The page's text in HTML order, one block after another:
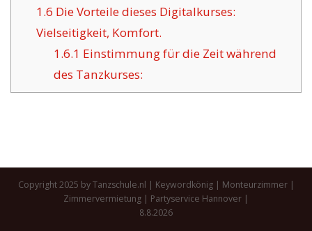
1.6 Die Vorteile dieses Digitalkurses:
Vielseitigkeit, Komfort.
1.6.1 Einstimmung für die Zeit während
des Tanzkurses:
Copyright 2025 by Tanzschule.nl | Keywordkönig| Monteurzimmer|
Zimmervermietung | Partyservice Hannover |
8.8.2026